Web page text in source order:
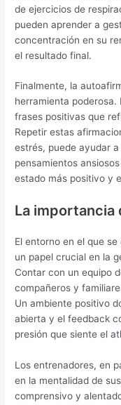
de ejercicios de
pueden aprender a
concentración en su
el resultado final.
Finalmente, la
herramienta
frases positivas que
Repetir estas
estrés, puede ayudar
pensamientos
estado más positivo y
La importancia
El entorno en el que
un papel crucial en la
Contar con un equipo
compañeros y
Un ambiente positivo
abierta y el feedback
presión que siente el
Los entrenadores, en
en la mentalidad de
comprensivo y